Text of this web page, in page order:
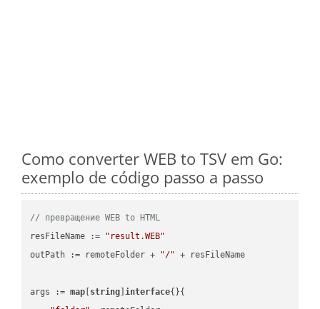
Como converter WEB to TSV em Go:
exemplo de código passo a passo
// превращение WEB to HTML
resFileName :=
"result.WEB"
outPath := remoteFolder +
"/" + resFileName
args := map string ]interface{}{